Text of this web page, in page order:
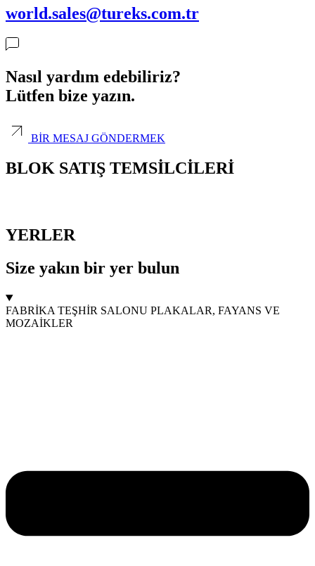
world.sales@tureks.com.tr
Nasıl yardım edebiliriz?
Lütfen bize yazın.
BİR MESAJ GÖNDERMEK
BLOK SATIŞ TEMSİLCİLERİ
YERLER
Size yakın bir yer bulun
FABRİKA TEŞHİR SALONU PLAKALAR, FAYANS VE
MOZAİKLER